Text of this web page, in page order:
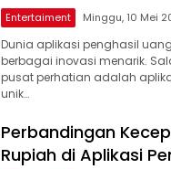
Entertaiment
Dunia aplikasi penghasil
berbagai inovasi menarik.
pusat perhatian adalah
unik…
Perbandingan
Rupiah di Aplikasi